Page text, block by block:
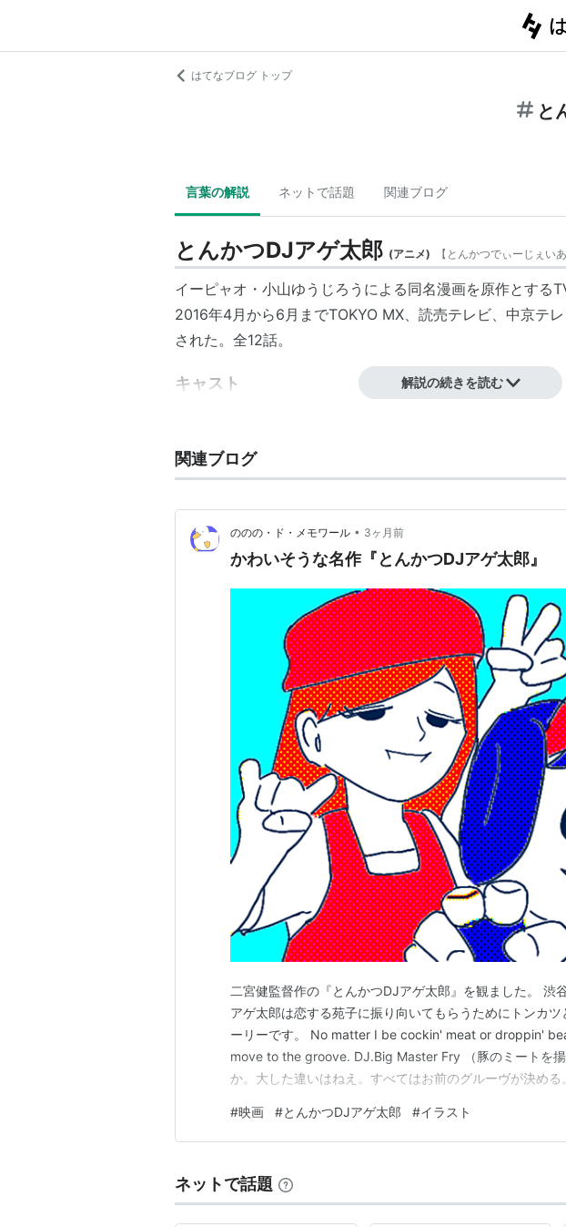
はてなブログ トップ
と
言葉の解説 ネットで話題 関連ブログ
とんかつDJアゲ太郎 (アニメ) 【 とんかつでぃーじぇい
イーピャオ・小山ゆうじろうによる同名漫画を原作とする
2016年4月から6月までTOKYO MX、読売テレビ、中京テ
された。全12話。
キャスト
監督：大地丙太郎
音楽：藤原大輔（MU-STARS/MU-STARS GROUP）
アニメーション制作：スタジオディーン
製作：とんかつDJ製作委員会
勝又揚太郎：山下大輝
勝又揚作：石井康嗣
忍堀修吾：津田健次郎
DJオイリー：藤原啓治
服部苑子：M・A・O
溝黒五郎：松山鷹志
DJビッグマスターフライ：茶風林
リスト::アニメ作品//タイトル/た行 |リスト::アニメ作品//
とんかつDJアゲ太郎 (マンガ) 【とんかつでぃーじぇい
原案：イーピャオ、漫画：小山ゆうじろうによる漫画。
2014年9月より少年ジャンプ＋（集英社）で連載。渋谷の
通項を見つけながら、とんかつ屋兼DJとして成長してい
2016年4月から6月までテレビアニメが放送された。
さぁ、とんかつ片手にクラブへ繰り出そう!!
解説の続きを読む
関連ブログ
ののの・ド・メモワール • 3ヶ月前
かわいそうな名作『とんかつDJアゲ太郎』
二宮健監督作の『とんかつDJアゲ太郎』を観ました。 渋
アゲ太郎は恋する苑子に振り向いてもらうためにトンカ
ーリーです。 No matter I be cockin' meat or droppin'
move to the groove. DJ.Big Master Fry （豚のミートを
か。大した違いはねえ。すべてはお前のグルーヴが決め
いうチルアウトな世の中…
#映画 #とんかつDJアゲ太郎 #イラスト
ネットで話題